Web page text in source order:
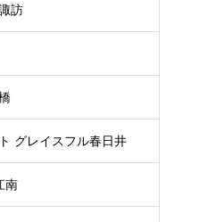
訪
グレイスフル春日井
南